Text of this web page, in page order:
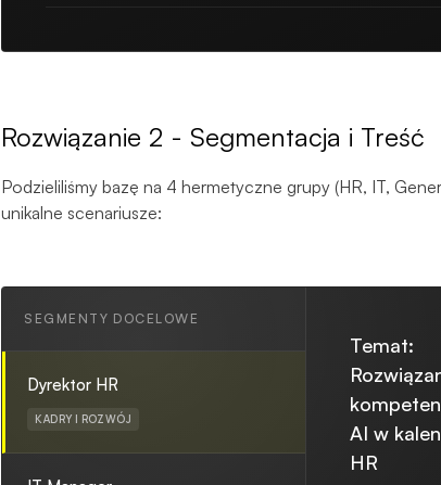
Rozwiązanie 2 - Segmentacja i Treść
Podzieliliśmy bazę na 4 hermetyczne grupy (HR, IT,
unikalne scenariusze:
SEGMENTY DOCELOWE
Dyrektor HR
KADRY I ROZWÓJ
Temat:
AI w
HR